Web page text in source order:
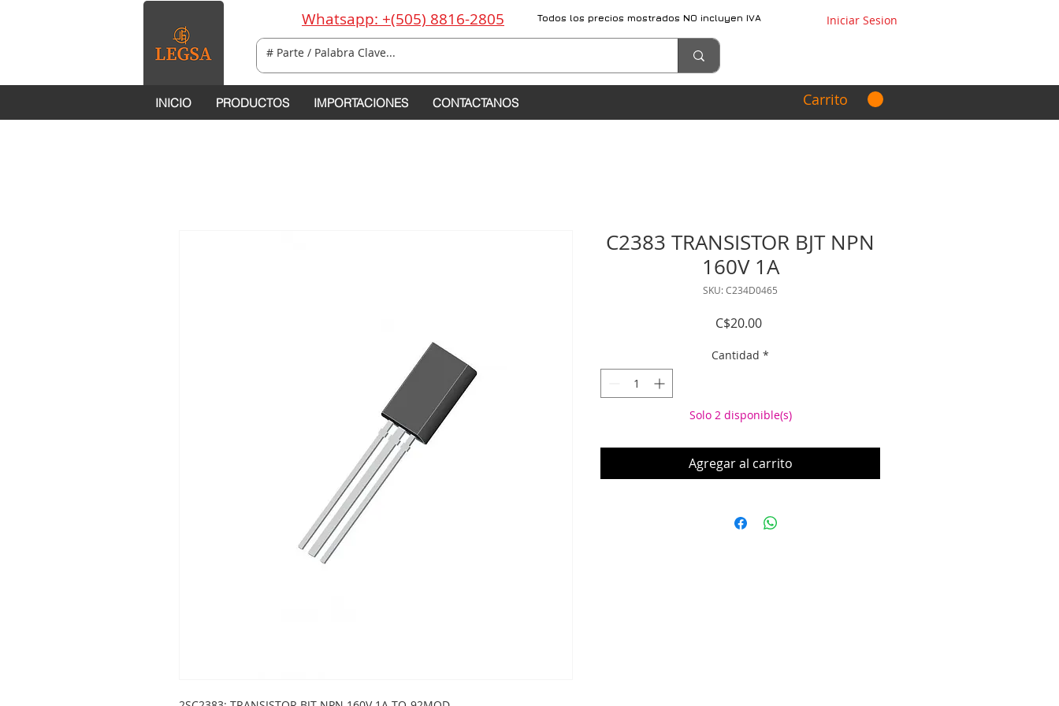
Whatsapp: +(505) 8816-2805 Todos los precios mostrados NO incluyen IVA Iniciar Sesion
INICIO PRODUCTOS IMPORTACIONES CONTACTANOS Carrito
C2383 TRANSISTOR BJT NPN
160V 1A
SKU: C234D0465
C$20.00Precio
Cantidad *
Solo 2 disponible(s)
Agregar al carrito